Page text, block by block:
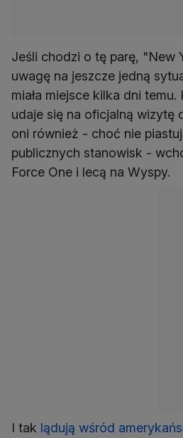
Jeśli chodzi o tę parę, "New
uwagę na jeszcze jedną
miała miejsce kilka dni
udaje się na oficjalną wizytę
oni również - choć nie
publicznych stanowisk -
Force One i lecą na Wyspy.
I tak lądują wśród